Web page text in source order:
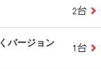
バージョン